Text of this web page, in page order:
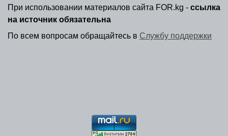
При использовании материалов сайта FOR.kg - ссылка
на источник обязательна
По всем вопросам обращайтесь в Службу поддержки